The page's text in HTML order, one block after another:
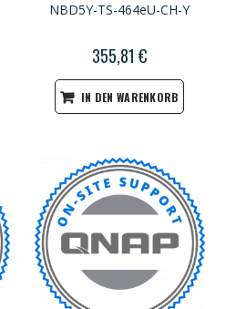
NBD5Y-TS-464eU-CH-Y
355,81 €
IN DEN WARENKORB